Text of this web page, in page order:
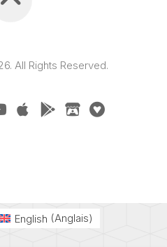
All Rights Reserved.
English (Anglais)